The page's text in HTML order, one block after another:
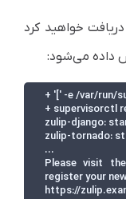
خواهید کرد
+ '[' -e /var/run/
+ supervisorctl
zulip-django:
zulip-tornado:
...
Please visit
register your
https://